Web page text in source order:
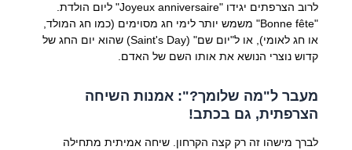
לרוב הצרפתים יגידו "Joyeux anniversaire" ליום הולדת.
"Bonne fête" משמש יותר לימי חג מסוימים (כמו חג המולד,
או חג לאומי), או ל"יום שם" (Saint's Day) שהוא יום החג של
קדוש נוצרי הנושא את אותו השם של האדם.
מעבר ל"מה שלומך?": אמנות השיחה
הצרפתית, גם בכתב!
לברך מישהו זה רק קצה הקרחון. שיחה אמיתית מתחילה